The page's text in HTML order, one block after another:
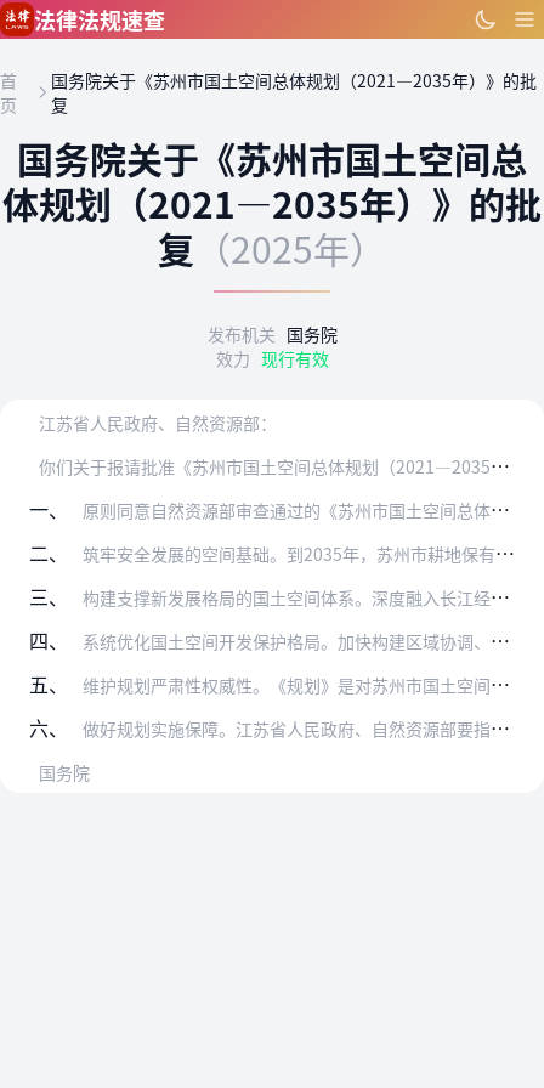
跳到主要内容
法律法规速查
首
页
国务院关于《苏州市国土空间总体规划（2021—2035年）》的批
复
国务院关于《苏州市国土空间总
体规划（2021—2035年）》的批
复 （2025年）
发布机关 国务院
效力 现行有效
江苏省人民政府、自然资源部：
你
们关于报请批准《苏州市国土空间总体规划（2021—2035年）》的请示收悉。现批复如下：
一、
原则同意自然资源部审查通过的《苏州市国土空间总体规划（2021—2035年）》（以下简称《规划》）。《规划》是苏州市各类开发保护建设活动的基本依据，请认真组织实…
二、 筑牢安全发展的空间基础。到2035年，苏州市耕地保有量不低于193.77万亩，其中永久基本农田保护面积不低于172.81万亩；生态保护红线面积不低于1950.7…
三、 构建支撑新发展格局的国土空间体系。深度融入长江经济带发展、长三角一体化发展战略，积极参与上海大都市圈建设，共建长三角生态绿色一体化发展示范区，促进长江南北岸城市…
四、 系统优化国土空间开发保护格局。加快构建区域协调、城乡融合的城镇体系，提升中心城区服务能级和空间品质，推动市域一体化发展，强化小城镇辐射带动作用。严格长江岸线开发…
五、 维护规划严肃性权威性。《规划》是对苏州市国土空间作出的全局安排，是全市国土空间保护、开发、利用、修复的政策和总纲，必须严格执行，任何部门和个人不得随意修改、违规…
六、
做好规划实施保障。江苏省人民政府、自然资源部要指导督促苏州市人民政府加强组织领导，明确责任分工，健全工作机制，完善配套政策措施，做好《规划》印发和公开。苏州市人…
国务院